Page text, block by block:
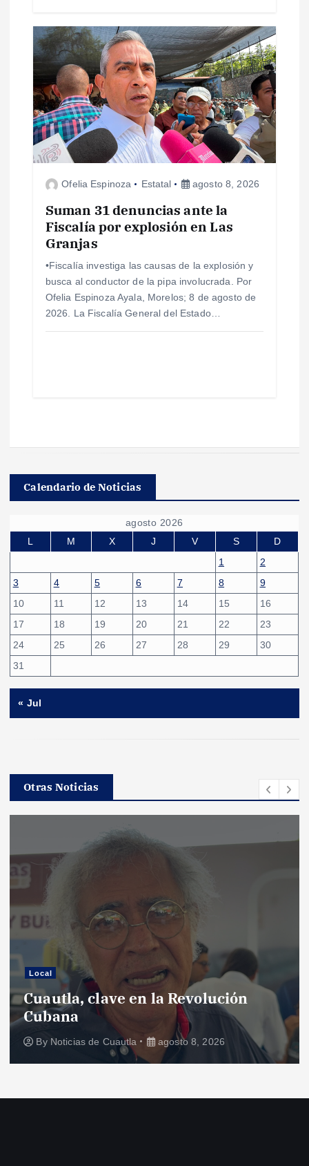
Ofelia Espinoza Estatal agosto 8, 2026
Suman 31 denuncias ante la
Fiscalía por explosión en Las
Granjas
•Fiscalía investiga las causas de la explosión y
busca al conductor de la pipa involucrada. Por
Ofelia Espinoza Ayala, Morelos; 8 de agosto de
2026. La Fiscalía General del Estado…
Calendario de Noticias
agosto 2026
L
M X J V S
D
1
2
3
4 5 6 7 8
9
10
11 12 13 14 15
16
17
18 19 20 21 22
23
24
25 26 27 28 29
30
31
« Jul
Otras Noticias
Local
Cuautla, clave en la Revolución
Cubana
By Noticias de Cuautla agosto 8, 2026